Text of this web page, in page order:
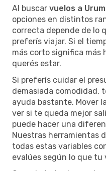
Al buscar vuelos a
opciones en distintos
correcta depende de lo
preferís viajar. Si el
más corto significa más
querés estar.
Si preferís cuidar el
demasiada comodidad,
ayuda bastante. Mover
ver si te queda mejor
puede hacer una
Nuestras herramientas
todas estas variables
evalúes según lo que tu